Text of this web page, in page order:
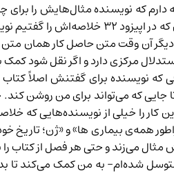
که نویسنده مثال‌هایش را برای
دراپیزود ۳۲
خلاصه‌اش را گفتیم
آن وقت متن حاصل کار همان
مرکزی دارد و اگر نقل شود
نویسنده برای گفتنش اصلاً
تا جایی که می‌تواند برای من
را خیلی از نویسنده‌هایی که
همه‌ی بیماری ها» و «ژن؛ تاریخ
می‌زند و حتی هر فصل از کتاب
شده‌ام- به من کمک می‌کند تا